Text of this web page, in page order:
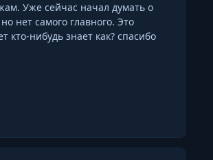
Уже сейчас начал думать о
нет самого главного. Это
нибудь знает как? спасибо